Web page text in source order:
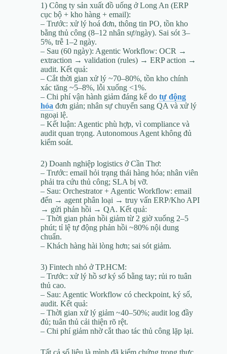
1) Công ty sản xuất đồ uống ở Long An (ERP
cục bộ + kho hàng + email):
– Trước: xử lý hoá đơn, thông tin PO, tồn kho
bằng thủ công (8–12 nhân sự/ngày). Sai sót 3–
5%, trễ 1–2 ngày.
– Sau (60 ngày): Agentic Workflow: OCR →
extraction → validation (rules) → ERP action →
audit. Kết quả:
– Cắt thời gian xử lý ~70–80%, tồn kho chính
xác tăng ~5–8%, lỗi xuống <1%.
– Chi phí vận hành giảm đáng kể do tự động
hóa đơn giản; nhân sự chuyển sang QA và xử lý
ngoại lệ.
– Kết luận: Agentic phù hợp, vì compliance và
audit quan trọng. Autonomous Agent không đủ
kiểm soát.
2) Doanh nghiệp logistics ở Cần Thơ:
– Trước: email hỏi trạng thái hàng hóa; nhân viên
phải tra cứu thủ công; SLA bị vỡ.
– Sau: Orchestrator + Agentic Workflow: email
đến → agent phân loại → truy vấn ERP/Kho API
→ gửi phản hồi → QA. Kết quả:
– Thời gian phản hồi giảm từ 2 giờ xuống 2–5
phút; tỉ lệ tự động phản hồi ~80% nội dung
chuẩn.
– Khách hàng hài lòng hơn; sai sót giảm.
3) Fintech nhỏ ở TP.HCM:
– Trước: xử lý hồ sơ ký số bằng tay; rủi ro tuân
thủ cao.
– Sau: Agentic Workflow có checkpoint, ký số,
audit. Kết quả:
– Thời gian xử lý giảm ~40–50%; audit log đầy
đủ; tuân thủ cải thiện rõ rệt.
– Chi phí giảm nhờ cắt thao tác thủ công lặp lại.
Tất cả số liệu là mình đã kiểm chứng trong thực